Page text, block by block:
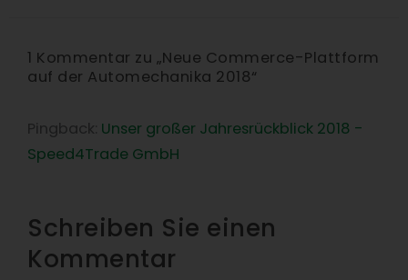
1 Kommentar zu „Neue Commerce-Plattform
auf der Automechanika 2018“
Pingback: Unser großer Jahresrückblick 2018 -
Speed4Trade GmbH
Schreiben Sie einen
Kommentar